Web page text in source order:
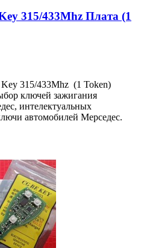
315/433Mhz Плата (1
315/433Mhz (1 Token)
ключей зажигания
интелектуальных
автомобилей Мерседес.